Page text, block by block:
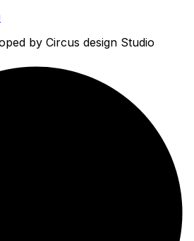
by Circus design Studio